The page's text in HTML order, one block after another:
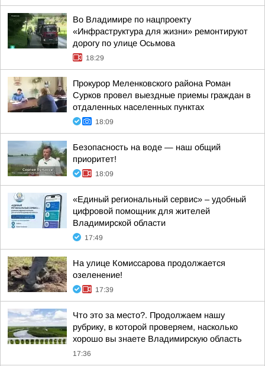
Во Владимире по нацпроекту
«Инфраструктура для жизни» ремонтируют
дорогу по улице Осьмова
18:29
Прокурор Меленковского района Роман
Сурков провел выездные приемы граждан в
отдаленных населенных пунктах
18:09
Безопасность на воде — наш общий
приоритет!
18:09
«Единый региональный сервис» – удобный
цифровой помощник для жителей
Владимирской области
17:49
На улице Комиссарова продолжается
озеленение!
17:39
Что это за место?. Продолжаем нашу
рубрику, в которой проверяем, насколько
хорошо вы знаете Владимирскую область
17:36